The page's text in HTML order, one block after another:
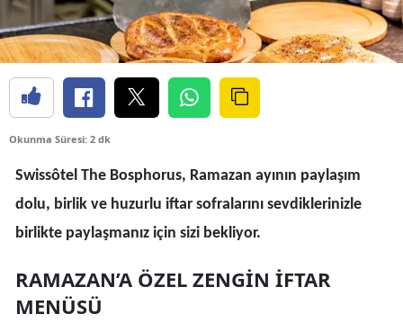
Okunma Süresi: 2 dk
Swissôtel The Bosphorus, Ramazan ayının paylaşım
dolu, birlik ve huzurlu iftar sofralarını sevdiklerinizle
birlikte paylaşmanız için sizi bekliyor.
RAMAZAN’A ÖZEL ZENGIN İFTAR
MENÜSÜ